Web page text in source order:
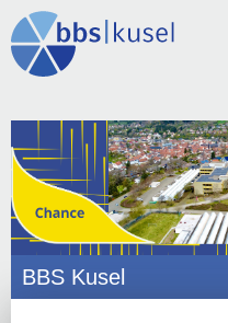
BBS Kusel